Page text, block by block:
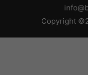
Copyright